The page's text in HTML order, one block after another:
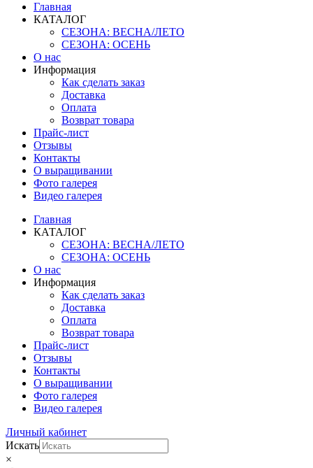
Главная
КАТАЛОГ
СЕЗОНА: ВЕСНА/ЛЕТО
СЕЗОНА: ОСЕНЬ
О нас
Информация
Как сделать заказ
Доставка
Оплата
Возврат товара
Прайс-лист
Отзывы
Контакты
О выращивании
Фото галерея
Видео галерея
Главная
КАТАЛОГ
СЕЗОНА: ВЕСНА/ЛЕТО
СЕЗОНА: ОСЕНЬ
О нас
Информация
Как сделать заказ
Доставка
Оплата
Возврат товара
Прайс-лист
Отзывы
Контакты
О выращивании
Фото галерея
Видео галерея
Личный кабинет
Искать
×